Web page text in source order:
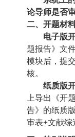
论导师是否
二、开题材
电子版
题报告》文
模块后，提
核。
纸质版
上导出《开
告》的纸质
审表+文献综